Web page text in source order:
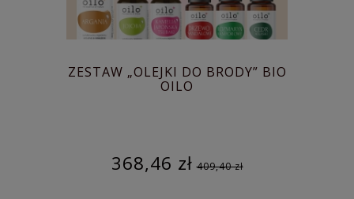
ZESTAW „OLEJKI DO BRODY” BIO
OILO
368,46 zł 409,40 zł